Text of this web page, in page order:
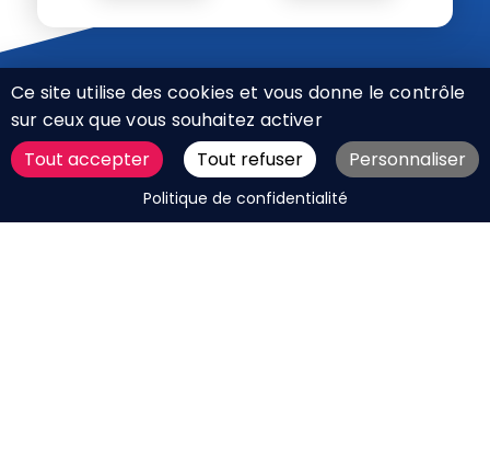
DEMANDER UN DEVIS
CHARTE RÉSEAUX SOCIAUX
MENTIONS LÉGALES
Ce site utilise des cookies et vous donne le contrôle
sur ceux que vous souhaitez activer
Tout accepter
Tout refuser Personnaliser
Politique de confidentialité